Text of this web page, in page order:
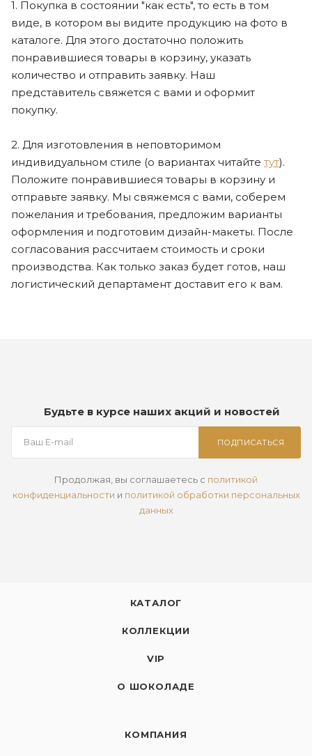
1. Покупка в состоянии "как есть", то есть в том
виде, в котором вы видите продукцию на фото в
каталоге. Для этого достаточно положить
понравившиеся товары в корзину, указать
количество и отправить заявку. Наш
представитель свяжется с вами и оформит
покупку.
2. Для изготовления в неповторимом
индивидуальном стиле (о вариантах читайте тут).
Положите понравившиеся товары в корзину и
отправьте заявку. Мы свяжемся с вами, соберем
пожелания и требования, предложим варианты
оформления и подготовим дизайн-макеты. После
согласования рассчитаем стоимость и сроки
производства. Как только заказ будет готов, наш
логистический департамент доставит его к вам.
Будьте в курсе наших акций и новостей
ПОДПИСАТЬСЯ
Продолжая, вы соглашаетесь с политикой
конфиденциальности и политикой обработки персональных
данных
КАТАЛОГ
КОЛЛЕКЦИИ
VIP
О ШОКОЛАДЕ
КОМПАНИЯ